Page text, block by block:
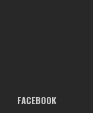
FACEBOOK